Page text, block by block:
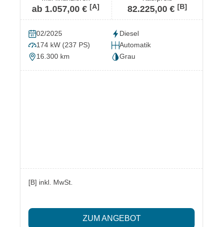
ab 1.057,00 €[A] 82.225,00 € [B]
02/2025
Diesel
174 kW (237 PS)
Automatik
16.300 km
Grau
[B] inkl. MwSt.
ZUM ANGEBOT